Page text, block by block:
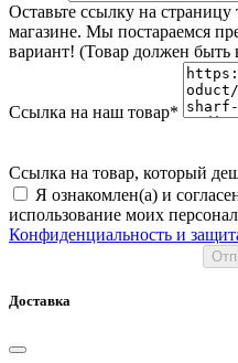
Оставьте ссылку на
магазине. Мы постараемся
вариант! (Товар должен быть
Ссылка на наш товар*
Ссылка на товар, который
Я ознакомлен(а) и
использование моих
Конфиденциальность и
Доставка